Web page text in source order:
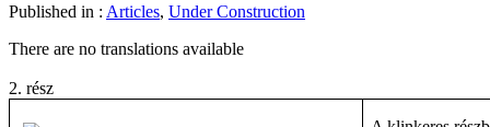
Published in : Articles, Under Construction
There are no translations available
2. rész